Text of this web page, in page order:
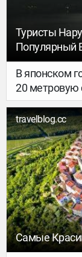
Туристы
Популярный
В японском
20 метровую
закрыть
travelblog.cc
Самые